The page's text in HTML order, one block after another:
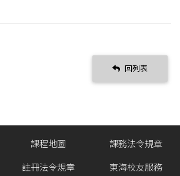
回列表
課程地圖
註冊法令規章
課務法令規章
東海校友服務